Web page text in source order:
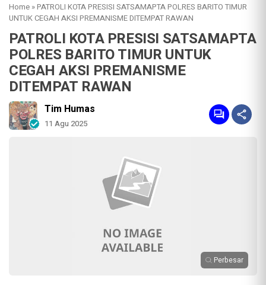
Home »PATROLI KOTA PRESISI SATSAMAPTA POLRES BARITO TIMUR
UNTUK CEGAH AKSI PREMANISME DITEMPAT RAWAN
PATROLI KOTA PRESISI SATSAMAPTA
POLRES BARITO TIMUR UNTUK
CEGAH AKSI PREMANISME
DITEMPAT RAWAN
Tim Humas
11 Agu 2025
Perbesar